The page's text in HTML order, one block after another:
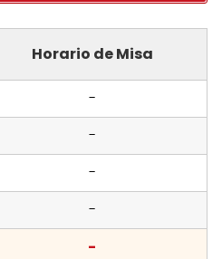
Horario de Misa
-
-
-
-
-